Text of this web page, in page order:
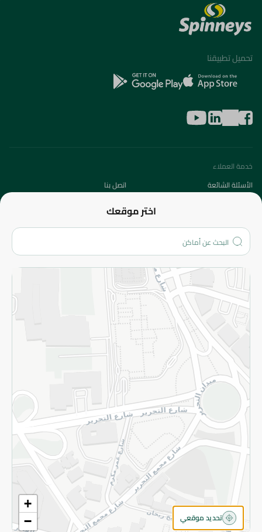
اختر موقعك
+
−
تحديد موقعي
تحميل تطبيقنا
خدمة العملاء
الأسئلة الشائعة
اتصل بنا
من نحن؟
الفروع
المزيد
الاسترجاع
سياسة الاستخدام
سياسة الخصوصية
قم بالتسجيل للنشرة
©2026 - Spinneys | جميع الحقوق محفوظة